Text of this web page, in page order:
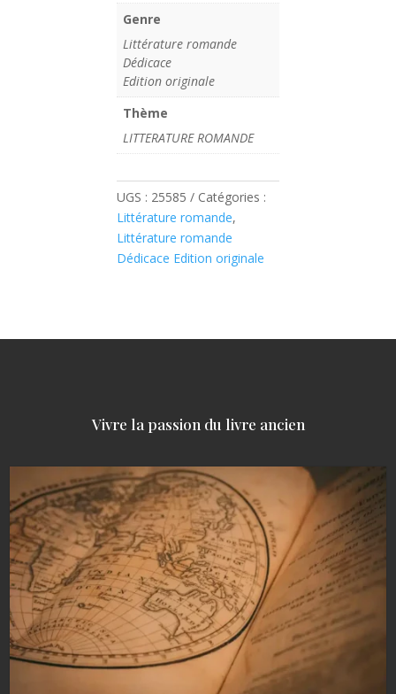
Genre
Littérature romande
Dédicace
Edition originale
Thème
LITTERATURE ROMANDE
UGS : 25585
Catégories :
Littérature romande,
Littérature romande
Dédicace Edition originale
Vivre la passion du livre ancien